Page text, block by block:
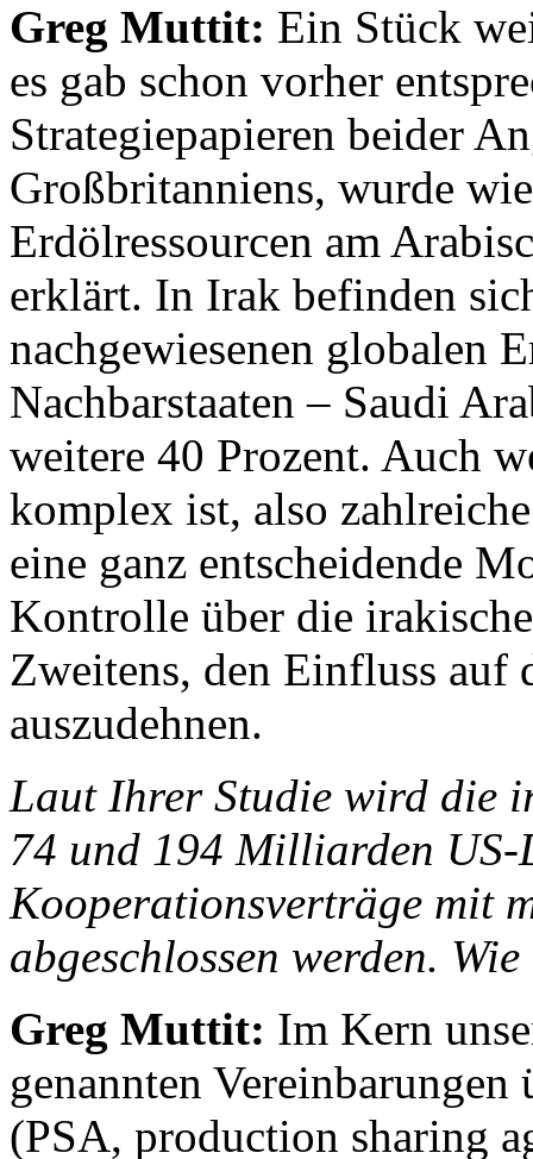
Greg Muttit: Ein Stück
es gab schon vorher
Strategiepapieren beider
Großbritanniens, wurde
Erdölressourcen am
erklärt. In Irak befinden
nachgewiesenen globalen
Nachbarstaaten – Saudi
weitere 40 Prozent. Auch
komplex ist, also
eine ganz entscheidende
Kontrolle über die
Zweitens, den Einfluss auf
auszudehnen.
Laut Ihrer Studie wird die
74 und 194 Milliarden
Kooperationsverträge mit
abgeschlossen werden.
Greg Muttit: Im Kern
genannten
(PSA, production sharing